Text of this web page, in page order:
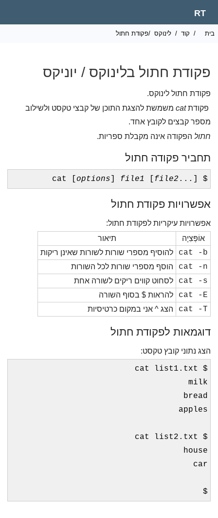
RT
קוד / לינוקס /פקודת חתול
פקודת חתול בלינוקס / יוניקס
פקודת חתול לינוקס.
פקודתcatמשמשת להצגת התוכן של קבצי טקסט ולשילוב
מספר קבצים לקובץ אחד.
חתולהפקודה אינה מקבלת ספריות.
תחביר פקודה חתול
$ cat [
options ]file1 [file2 ...]
אפשרויות פקודת חתול
אפשרויות עיקריות לפקודת חתול:
אוֹפְּצִיָה
תיאור
cat -b להוסיף מספרי שורות לשורות שאינן ריקות
cat -n הוסף מספרי שורות לכל השורות
cat -s לסחוט קווים ריקים לשורה אחת
cat -E להראות $ בסוף השורה
cat -T הצג ^ אני במקום כרטיסיות
דוגמאות לפקודת חתול
הצג נתוני קובץ טקסט:
$ cat list1.txt
milk
bread
apples
$ cat list2.txt
house
car